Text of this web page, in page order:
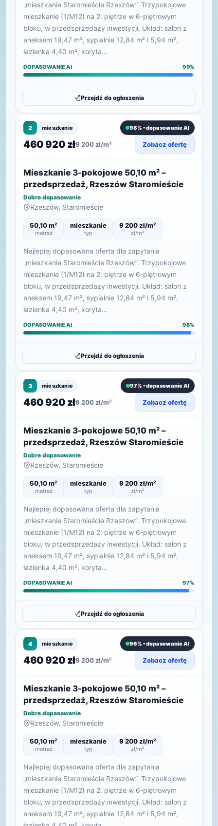
„mieszkanie Staromieście Rzeszów”. Trzypokojowe
mieszkanie (1/M12) na 2. piętrze w 6-piętrowym
bloku, w przedsprzedaży inwestycji. Układ: salon z
aneksem 19,47 m², sypialnie 12,84 m² i 5,94 m²,
łazienka 4,40 m², koryta…
DOPASOWANIE AI 99%
Przejdź do ogłoszenia
2 mieszkanie 98% • dopasowanie AI
460 920 zł9 200 zł/m² Zobacz ofertę
Mieszkanie 3-pokojowe 50,10 m² –
przedsprzedaż, Rzeszów Staromieście
Dobre dopasowanie
Rzeszów, Staromieście
50,10 m²
metraż
mieszkanie
typ
9 200 zł/m²
zł/m²
Najlepiej dopasowana oferta dla zapytania
„mieszkanie Staromieście Rzeszów”. Trzypokojowe
mieszkanie (1/M12) na 2. piętrze w 6-piętrowym
bloku, w przedsprzedaży inwestycji. Układ: salon z
aneksem 19,47 m², sypialnie 12,84 m² i 5,94 m²,
łazienka 4,40 m², koryta…
DOPASOWANIE AI 98%
Przejdź do ogłoszenia
3 mieszkanie 97% • dopasowanie AI
460 920 zł9 200 zł/m² Zobacz ofertę
Mieszkanie 3-pokojowe 50,10 m² –
przedsprzedaż, Rzeszów Staromieście
Dobre dopasowanie
Rzeszów, Staromieście
50,10 m²
metraż
mieszkanie
typ
9 200 zł/m²
zł/m²
Najlepiej dopasowana oferta dla zapytania
„mieszkanie Staromieście Rzeszów”. Trzypokojowe
mieszkanie (1/M12) na 2. piętrze w 6-piętrowym
bloku, w przedsprzedaży inwestycji. Układ: salon z
aneksem 19,47 m², sypialnie 12,84 m² i 5,94 m²,
łazienka 4,40 m², koryta…
DOPASOWANIE AI 97%
Przejdź do ogłoszenia
4 mieszkanie 96% • dopasowanie AI
460 920 zł9 200 zł/m² Zobacz ofertę
Mieszkanie 3-pokojowe 50,10 m² –
przedsprzedaż, Rzeszów Staromieście
Dobre dopasowanie
Rzeszów, Staromieście
50,10 m²
metraż
mieszkanie
typ
9 200 zł/m²
zł/m²
Najlepiej dopasowana oferta dla zapytania
„mieszkanie Staromieście Rzeszów”. Trzypokojowe
mieszkanie (1/M12) na 2. piętrze w 6-piętrowym
bloku, w przedsprzedaży inwestycji. Układ: salon z
aneksem 19,47 m², sypialnie 12,84 m² i 5,94 m²,